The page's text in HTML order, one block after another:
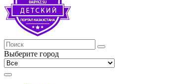
Выберите город